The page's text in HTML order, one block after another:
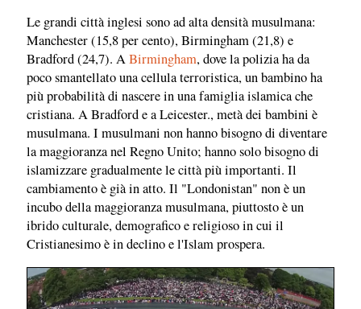
Le grandi città inglesi sono ad alta densità musulmana:
Manchester (15,8 per cento), Birmingham (21,8) e
Bradford (24,7). ABirmingham, dove la polizia ha da
poco smantellato una cellula terroristica, un bambino ha
più probabilità di nascere in una famiglia islamica che
cristiana. A Bradford e a Leicester., metà dei bambini è
musulmana. I musulmani non hanno bisogno di diventare
la maggioranza nel Regno Unito; hanno solo bisogno di
islamizzare gradualmente le città più importanti. Il
cambiamento è già in atto. Il "Londonistan" non è un
incubo della maggioranza musulmana, piuttosto è un
ibrido culturale, demografico e religioso in cui il
Cristianesimo è in declino e l'Islam prospera.